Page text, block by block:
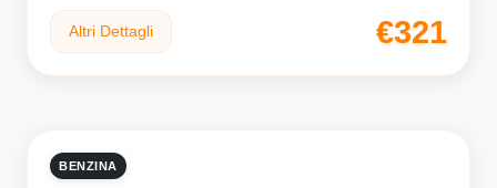
Altri Dettagli €321
BENZINA